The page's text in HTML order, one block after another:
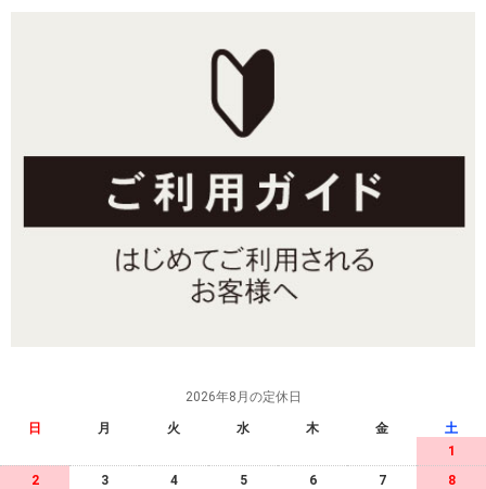
2026年8月の定休日
日 月 火 水 木 金
土
1
2
3 4 5 6 7
8